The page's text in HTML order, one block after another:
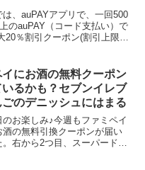
は、auPAYアプリで、一回500
のauPAY（コード支払い）で
20％割引クーポン(割引上限：
アプリ...
にお酒の無料クーポン
るかも？セブンイレブ
ごのデニッシュにはまる
お楽しみ♪今週もファミペイ
酒の無料引換クーポンが届い
右から2つ目、スーパードラ